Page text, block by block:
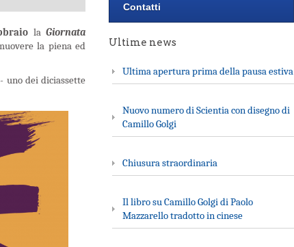
laGiornata
la piena ed
uno dei diciassette
Contatti
Ultime news
Ultima apertura prima della pausa estiva
Nuovo numero di Scientia con disegno di
Camillo Golgi
Chiusura straordinaria
Il libro su Camillo Golgi di Paolo
Mazzarello tradotto in cinese